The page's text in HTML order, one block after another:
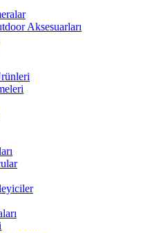
Aksesuarları